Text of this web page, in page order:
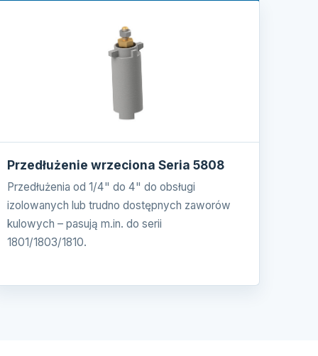
Przedłużenie wrzeciona Seria 5808
Przedłużenia od 1/4" do 4" do obsługi
izolowanych lub trudno dostępnych zaworów
kulowych – pasują m.in. do serii
1801/1803/1810.